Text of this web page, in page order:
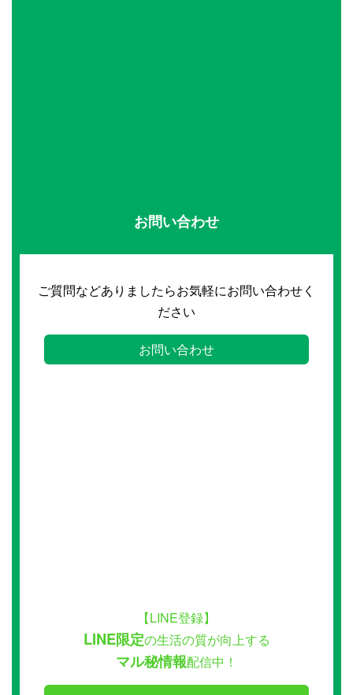
お問い合わせ
ご質問などありましたらお気軽にお問い合わせく
ださい
お問い合わせ
【LINE登録】
LINE限定の生活の質が向上する
マル秘情報配信中！